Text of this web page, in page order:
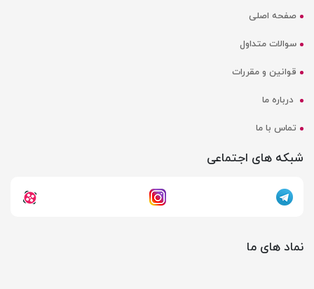
صفحه اصلی
سوالات متداول
قوانین و مقررات
درباره ما
تماس با ما
شبکه های اجتماعی
نماد های ما